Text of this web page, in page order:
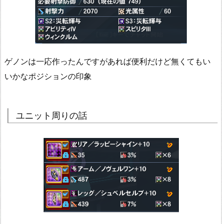
ゲノンは一応作ったんですがあれば便利だけど無くてもい
いかなポジションの印象
ユニット周りの話